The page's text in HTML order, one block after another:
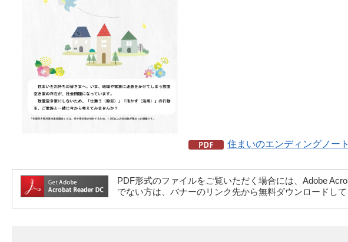
住まいのエンディングノー
PDF形式のファイルをご覧いただく場合には、Adobe
でない方は、バナーのリンク先から無料ダウンロードして